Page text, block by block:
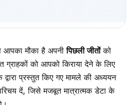
आपका मौका है अपनीपिछली जीतोंको
ग्राहकों को आपको किराया देने के लिए
प्रस्तुत किए गए मामले की अध्ययन
दें, जिसे मजबूत मात्रात्मक डेटा के